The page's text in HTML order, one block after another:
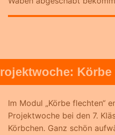
Körbe
Im Modul „Körbe flechten“
Projektwoche bei den 7.
Körbchen. Ganz schön